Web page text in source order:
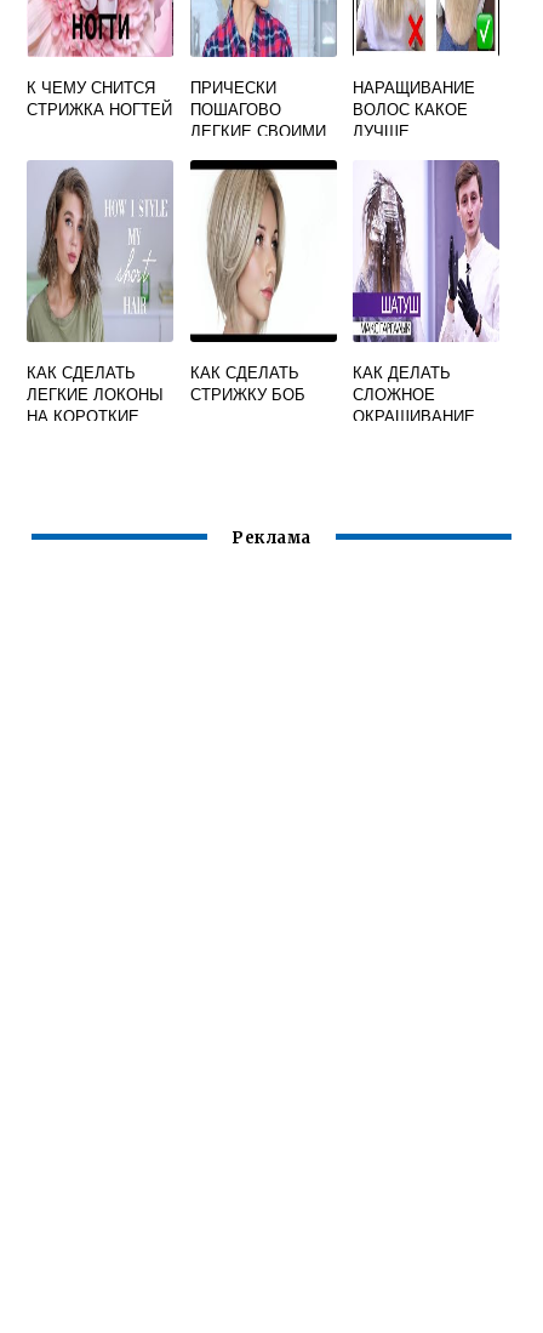
К ЧЕМУ СНИТСЯ
СТРИЖКА НОГТЕЙ
ПРИЧЕСКИ
ПОШАГОВО
ЛЕГКИЕ СВОИМИ
НАРАЩИВАНИЕ
ВОЛОС КАКОЕ
ЛУЧШЕ
КАК СДЕЛАТЬ
ЛЕГКИЕ ЛОКОНЫ
НА КОРОТКИЕ
КАК СДЕЛАТЬ
СТРИЖКУ БОБ
КАК ДЕЛАТЬ
СЛОЖНОЕ
ОКРАШИВАНИЕ
Реклама